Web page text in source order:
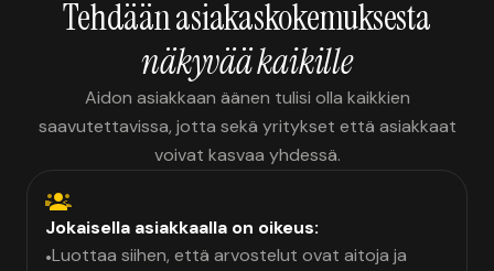
Tehdään asiakaskokemuksesta
näkyvää kaikille
Aidon asiakkaan äänen tulisi olla kaikkien
saavutettavissa, jotta sekä yritykset että asiakkaat
voivat kasvaa yhdessä.
Jokaisella asiakkaalla on oikeus:
•Luottaa siihen, että arvostelut ovat aitoja ja